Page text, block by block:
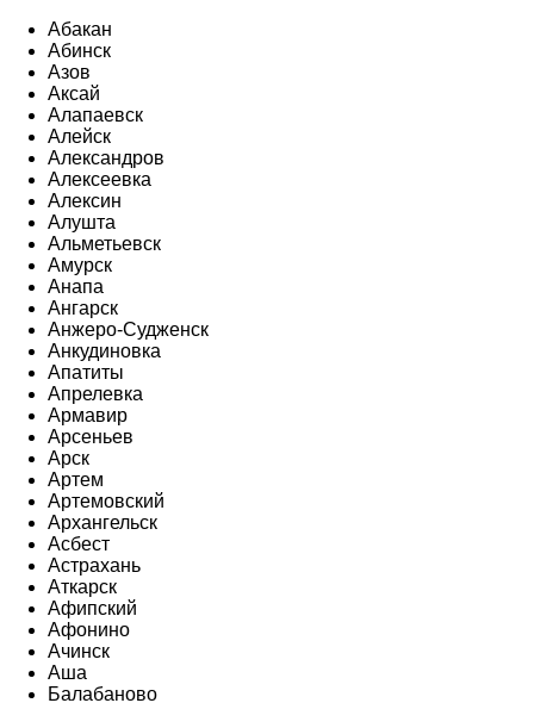
Абакан
Абинск
Азов
Аксай
Алапаевск
Алейск
Александров
Алексеевка
Алексин
Алушта
Альметьевск
Амурск
Анапа
Ангарск
Анжеро-Судженск
Анкудиновка
Апатиты
Апрелевка
Армавир
Арсеньев
Арск
Артем
Артемовский
Архангельск
Асбест
Астрахань
Аткарск
Афипский
Афонино
Ачинск
Аша
Балабаново